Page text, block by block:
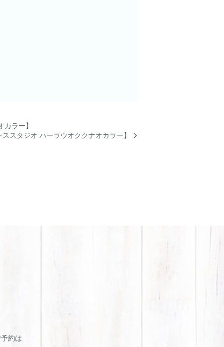
ラー】
スタジオ ハーラウオククナオカラー】
約は